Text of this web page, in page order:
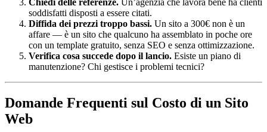
Chiedi delle referenze. Un’agenzia che lavora bene ha clienti
soddisfatti disposti a essere citati.
Diffida dei prezzi troppo bassi. Un sito a 300€ non è un
affare — è un sito che qualcuno ha assemblato in poche ore
con un template gratuito, senza SEO e senza ottimizzazione.
Verifica cosa succede dopo il lancio. Esiste un piano di
manutenzione? Chi gestisce i problemi tecnici?
Domande Frequenti sul Costo di un Sito
Web